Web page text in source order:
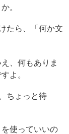
。
たら、「何か文
、何もありま
よ。
ちょっと待
を使っていいの